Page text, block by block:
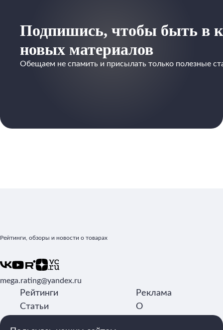
Подпишись, чтобы быть в
новых материалов
Обещаем не спамить и присылать только полезные
Рейтинги, обзоры и новости о товарах
mega.rating@yandex.ru
Рейтинги
Статьи
Реклама
О